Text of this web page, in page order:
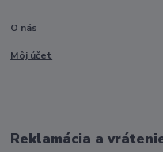
O nás
Môj účet
Reklamácia a